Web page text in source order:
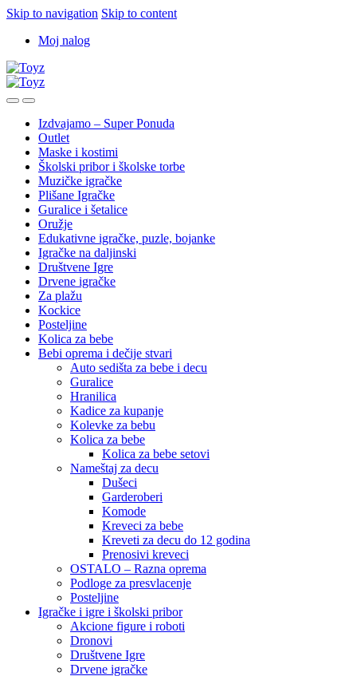
Skip to navigation Skip to content
Moj nalog
Izdvajamo – Super Ponuda
Outlet
Maske i kostimi
Školski pribor i školske torbe
Muzičke igračke
Plišane Igračke
Guralice i šetalice
Oružje
Edukativne igračke, puzle, bojanke
Igračke na daljinski
Društvene Igre
Drvene igračke
Za plažu
Kockice
Posteljine
Kolica za bebe
Bebi oprema i dečije stvari
Auto sedišta za bebe i decu
Guralice
Hranilica
Kadice za kupanje
Kolevke za bebu
Kolica za bebe
Kolica za bebe setovi
Nameštaj za decu
Dušeci
Garderoberi
Komode
Kreveci za bebe
Kreveti za decu do 12 godina
Prenosivi kreveci
OSTALO – Razna oprema
Podloge za presvlacenje
Posteljine
Igračke i igre i školski pribor
Akcione figure i roboti
Dronovi
Društvene Igre
Drvene igračke